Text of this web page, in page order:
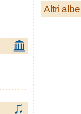
Altri